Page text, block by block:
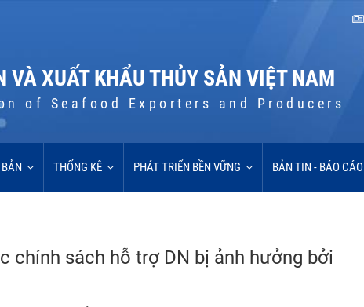
VÀ XUẤT KHẨU THỦY SẢN VIỆT NAM
of Seafood Exporters and Producers
THỐNG KÊ PHÁT TRIỂN BỀN VỮNG BẢN TIN - BÁO CÁO
chính sách hỗ trợ DN bị ảnh hưởng bởi